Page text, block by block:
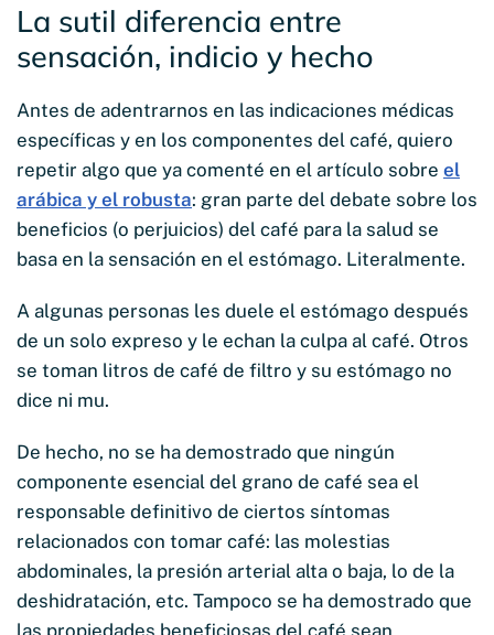
La sutil diferencia entre
sensación, indicio y hecho
Antes de adentrarnos en las indicaciones médicas
específicas y en los componentes del café, quiero
repetir algo que ya comenté en el artículo sobre el
arábica y el robusta: gran parte del debate sobre los
beneficios (o perjuicios) del café para la salud se
basa en la sensación en el estómago. Literalmente.
A algunas personas les duele el estómago después
de un solo expreso y le echan la culpa al café. Otros
se toman litros de café de filtro y su estómago no
dice ni mu.
De hecho, no se ha demostrado que ningún
componente esencial del grano de café sea el
responsable definitivo de ciertos síntomas
relacionados con tomar café: las molestias
abdominales, la presión arterial alta o baja, lo de la
deshidratación, etc. Tampoco se ha demostrado que
las propiedades beneficiosas del café sean